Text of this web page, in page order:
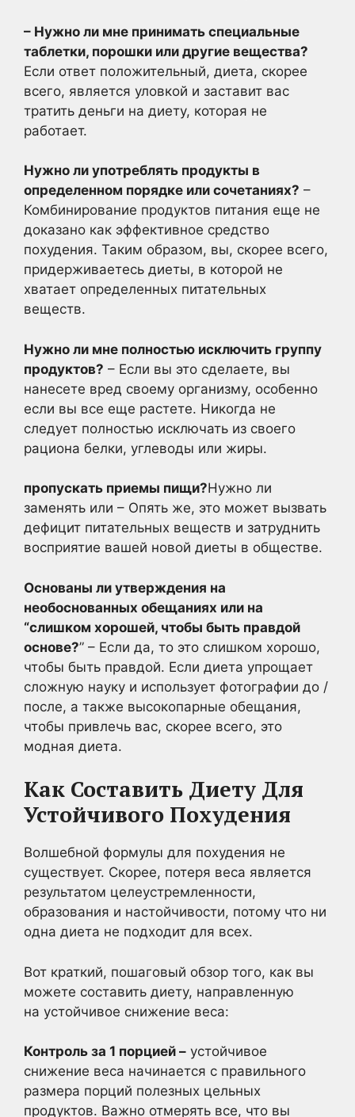
– Нужно ли мне принимать специальные
таблетки, порошки или другие вещества?
Если ответ положительный, диета, скорее
всего, является уловкой и заставит вас
тратить деньги на диету, которая не
работает.
Нужно ли употреблять продукты в
определенном порядке или сочетаниях? –
Комбинирование продуктов питания еще не
доказано как эффективное средство
похудения. Таким образом, вы, скорее всего,
придерживаетесь диеты, в которой не
хватает определенных питательных
веществ.
Нужно ли мне полностью исключить группу
продуктов? – Если вы это сделаете, вы
нанесете вред своему организму, особенно
если вы все еще растете. Никогда не
следует полностью исключать из своего
рациона белки, углеводы или жиры.
пропускать приемы пищи?Нужно ли
заменять или – Опять же, это может вызвать
дефицит питательных веществ и затруднить
восприятие вашей новой диеты в обществе.
Основаны ли утверждения на
необоснованных обещаниях или на
“слишком хорошей, чтобы быть правдой
основе?” – Если да, то это слишком хорошо,
чтобы быть правдой. Если диета упрощает
сложную науку и использует фотографии до /
после, а также высокопарные обещания,
чтобы привлечь вас, скорее всего, это
модная диета.
Как Составить Диету Для
Устойчивого Похудения
Волшебной формулы для похудения не
существует. Скорее, потеря веса является
результатом целеустремленности,
образования и настойчивости, потому что ни
одна диета не подходит для всех.
Вот краткий, пошаговый обзор того, как вы
можете составить диету, направленную
на устойчивое снижение веса:
Контроль за 1 порцией – устойчивое
снижение веса начинается с правильного
размера порций полезных цельных
продуктов. Важно отмерять все, что вы